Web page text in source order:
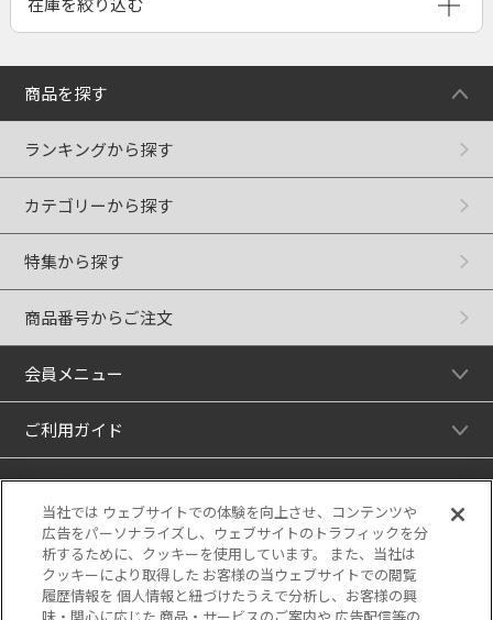
商品を探す
ランキングから探す
カテゴリーから探す
特集から探す
商品番号からご注文
会員メニュー
ご利用ガイド
リンク
当社では ウェブサイトでの体験を向上させ、コンテンツや
広告をパーソナライズし、ウェブサイトのトラフィックを分
析するために、クッキーを使用しています。 また、当社は
クッキーにより取得した お客様の当ウェブサイトでの閲覧
履歴情報を 個人情報と紐づけたうえで分析し、お客様の興